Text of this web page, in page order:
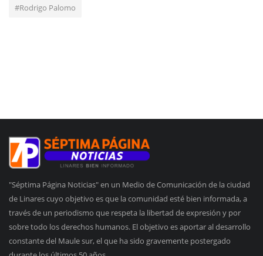
#Rodrigo Palomo
"Séptima Página Noticias" en un Medio de Comunicación de la ciudad
de Linares cuyo objetivo es que la comunidad esté bien informada, a
través de un periodismo que respeta la libertad de expresión y por
sobre todo los derechos humanos. El objetivo es aportar al desarrollo
constante del Maule sur, el que ha sido gravemente postergado